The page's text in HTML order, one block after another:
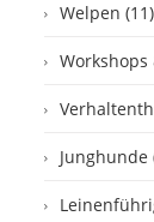
Welpen (11)
Workshops
Junghunde